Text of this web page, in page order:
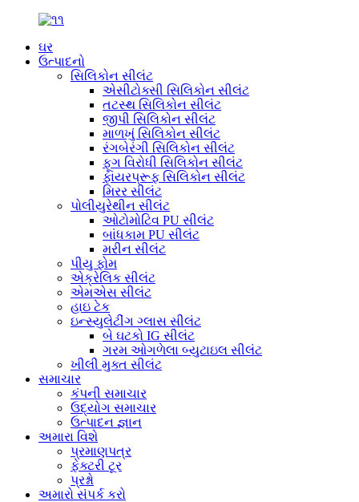
ઘર
ઉત્પાદનો
સિલિકોન સીલંટ
એસીટોક્સી સિલિકોન સીલંટ
તટસ્થ સિલિકોન સીલંટ
જીપી સિલિકોન સીલંટ
માળખું સિલિકોન સીલંટ
રંગબેરંગી સિલિકોન સીલંટ
ફૂગ વિરોધી સિલિકોન સીલંટ
ફાયરપ્રૂફ સિલિકોન સીલંટ
મિરર સીલંટ
પોલીયુરેથીન સીલંટ
ઓટોમોટિવ PU સીલંટ
બાંધકામ PU સીલંટ
મરીન સીલંટ
પીયુ ફોમ
એક્રેલિક સીલંટ
એમએસ સીલંટ
હાઇ ટેક
ઇન્સ્યુલેટીંગ ગ્લાસ સીલંટ
બે ઘટકો IG સીલંટ
ગરમ ઓગળેલા બ્યુટાઇલ સીલંટ
ખીલી મુક્ત સીલંટ
સમાચાર
કંપની સમાચાર
ઉદ્યોગ સમાચાર
ઉત્પાદન જ્ઞાન
અમારા વિશે
પ્રમાણપત્ર
ફેક્ટરી ટૂર
પ્રશ્નો
અમારો સંપર્ક કરો